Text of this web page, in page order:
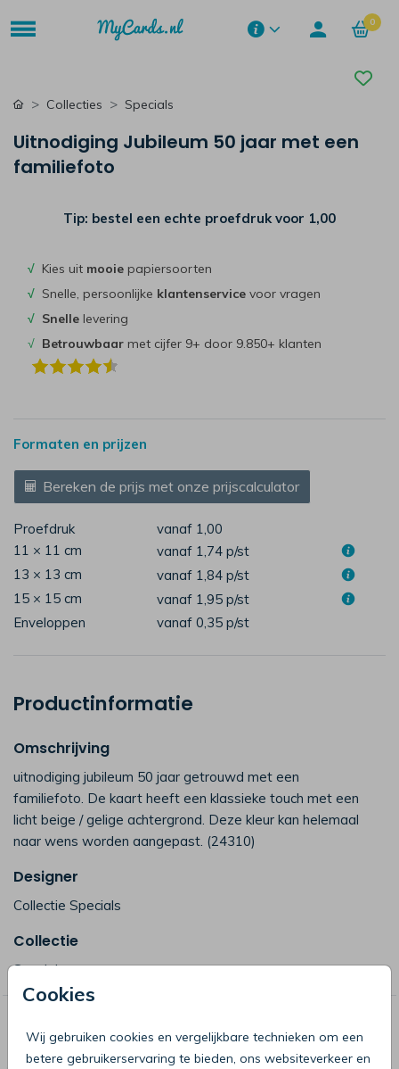
0
Cookies
Wij gebruiken cookies en vergelijkbare technieken om een
betere gebruikerservaring te bieden, ons websiteverkeer en
Collecties Specials
Uitnodiging Jubileum 50 jaar met een
familiefoto
Tip: bestel een echte proefdruk voor 1,00
√ Kies uit mooie papiersoorten
√ Snelle, persoonlijke klantenservice voor vragen
√ Snelle levering
√ Betrouwbaar met cijfer 9+ door 9.850+ klanten
Formaten en prijzen
Bereken de prijs met onze prijscalculator
Proefdruk
vanaf 1,00
11 × 11 cm
vanaf 1,74 p/st
13 × 13 cm
vanaf 1,84 p/st
15 × 15 cm
vanaf 1,95 p/st
Enveloppen
vanaf 0,35 p/st
Productinformatie
Omschrijving
uitnodiging jubileum 50 jaar getrouwd met een
familiefoto. De kaart heeft een klassieke touch met een
licht beige / gelige achtergrond. Deze kleur kan helemaal
naar wens worden aangepast. (24310)
Designer
Collectie Specials
Collectie
Specials
Deze producten zijn wellicht ook iets
voor je